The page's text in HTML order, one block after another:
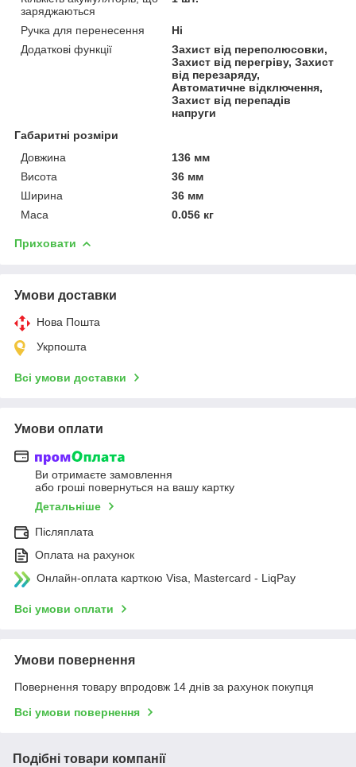
заряджаються
Ручка для перенесення
Ні
Додаткові функції
Захист від переполюсовки,
Захист від перегріву, Захист
від перезаряду,
Автоматичне відключення,
Захист від перепадів
напруги
Габаритні розміри
Довжина
136 мм
Висота
36 мм
Ширина
36 мм
Маса
0.056 кг
Приховати
Умови доставки
Нова Пошта
Укрпошта
Всі умови доставки
Умови оплати
Ви отримаєте замовлення
або гроші повернуться на вашу картку
Детальніше
Післяплата
Оплата на рахунок
Онлайн-оплата карткою Visa, Mastercard - LiqPay
Всі умови оплати
Умови повернення
Повернення товару впродовж 14 днів за рахунок покупця
Всі умови повернення
Подібні товари компанії